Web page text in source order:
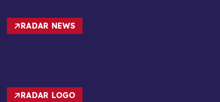
RADAR NEWS
RADAR LOGO